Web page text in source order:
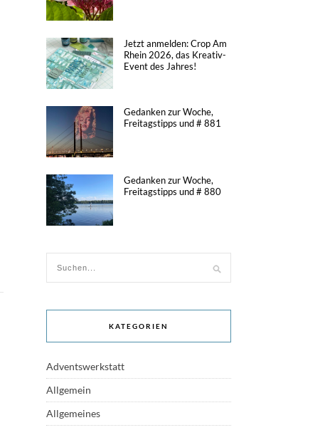
Jetzt anmelden: Crop Am
Rhein 2026, das Kreativ-
Event des Jahres!
Gedanken zur Woche,
Freitagstipps und # 881
Gedanken zur Woche,
Freitagstipps und # 880
KATEGORIEN
Adventswerkstatt
Allgemein
Allgemeines